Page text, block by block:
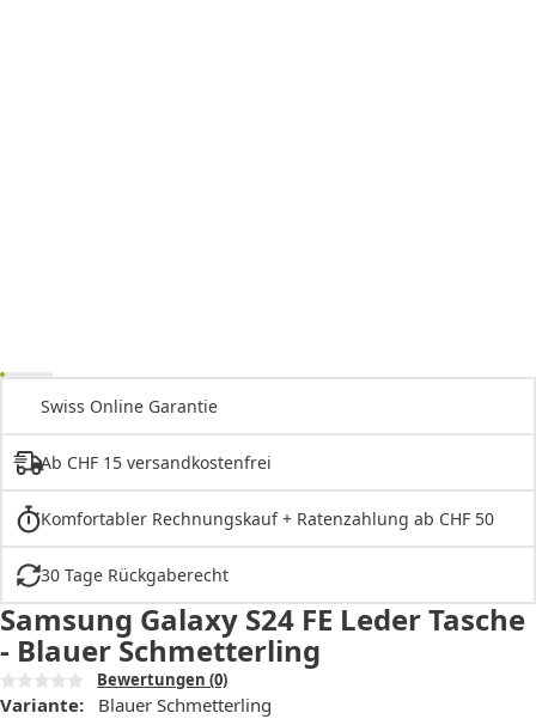
Swiss Online Garantie
Ab CHF 15 versandkostenfrei
Komfortabler Rechnungskauf + Ratenzahlung ab CHF 50
30 Tage Rückgaberecht
Samsung Galaxy S24 FE Leder Tasche
- Blauer Schmetterling
Bewertungen (0)
Variante: Blauer Schmetterling